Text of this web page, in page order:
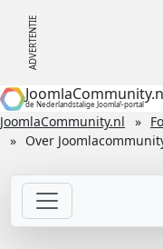
de Nederlandstalige Joomla!-portal
JoomlaCommunity.nl
Over